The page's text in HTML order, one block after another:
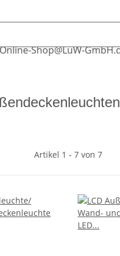
Artikel 1 - 7 von 7